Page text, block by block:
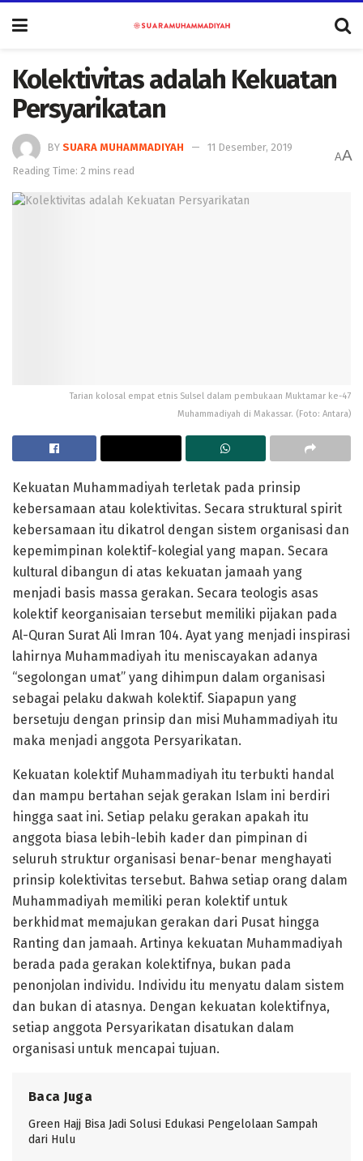
Kolektivitas adalah Kekuatan
Persyarikatan
BY SUARA MUHAMMADIYAH
11 Desember, 2019
Reading Time: 2 mins read
AA
Tarian kolosal empat etnis Sulsel dalam pembukaan Muktamar ke-47
Muhammadiyah di Makassar. (Foto: Antara)
Kekuatan Muhammadiyah terletak pada prinsip
kebersamaan atau kolektivitas. Secara struktural spirit
kebersamaan itu dikatrol dengan sistem organisasi dan
kepemimpinan kolektif-kolegial yang mapan. Secara
kultural dibangun di atas kekuatan jamaah yang
menjadi basis massa gerakan. Secara teologis asas
kolektif keorganisaian tersebut memiliki pijakan pada
Al-Quran Surat Ali Imran 104. Ayat yang menjadi inspirasi
lahirnya Muhammadiyah itu meniscayakan adanya
“segolongan umat” yang dihimpun dalam organisasi
sebagai pelaku dakwah kolektif. Siapapun yang
bersetuju dengan prinsip dan misi Muhammadiyah itu
maka menjadi anggota Persyarikatan.
Kekuatan kolektif Muhammadiyah itu terbukti handal
dan mampu bertahan sejak gerakan Islam ini berdiri
hingga saat ini. Setiap pelaku gerakan apakah itu
anggota biasa lebih-lebih kader dan pimpinan di
seluruh struktur organisasi benar-benar menghayati
prinsip kolektivitas tersebut. Bahwa setiap orang dalam
Muhammadiyah memiliki peran kolektif untuk
berkhidmat memajukan gerakan dari Pusat hingga
Ranting dan jamaah. Artinya kekuatan Muhammadiyah
berada pada gerakan kolektifnya, bukan pada
penonjolan individu. Individu itu menyatu dalam sistem
dan bukan di atasnya. Dengan kekuatan kolektifnya,
setiap anggota Persyarikatan disatukan dalam
organisasi untuk mencapai tujuan.
Baca Juga
Green Hajj Bisa Jadi Solusi Edukasi Pengelolaan Sampah
dari Hulu